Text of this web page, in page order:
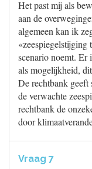
Het past mij als
aan de
algemeen kan ik
scenario noemt. Er
als mogelijkheid,
De rechtbank geeft
de verwachte
rechtbank de
door
Vraag 7